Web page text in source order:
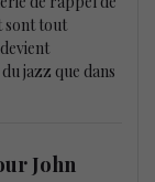
sont tout
jazz que dans
John